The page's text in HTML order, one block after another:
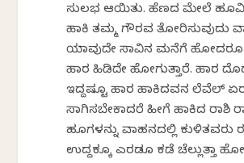
ಸುಲಭ ಆಯಿತು. ಹೆಣದ ಮೇಲೆ
ಹಾಕಿ ತಮ್ಮ ಗೌರವ ತೋರಿಸುವುದು
ಯಾವುದೇ ಸಾವಿನ ಮನೆಗೆ
ಹಾರ ಹಿಡಿದೇ ಹೋಗುತ್ತಾರೆ. ಹಾರ
ಇದ್ದಷ್ಟೂ ಹಾರ ಹಾಕಿದವನ ಲೆವೆಲ್
ಸಾಗಿಸಬೇಕಾದರೆ ಹೀಗೆ ಹಾಕಿದ ರಾಶಿ
ಹೂಗಳನ್ನು ವಾಹನದಲ್ಲಿ ಕುಳಿತವರು
ಉದ್ದಕ್ಕೂ ಎರಡೂ ಕಡೆ ಚೆಲ್ಲುತ್ತಾ